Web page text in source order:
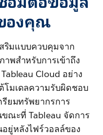
องคุณ
ริมแบบควบคุมจาก
พสำหรับการเข้าถึง
Cloud อย่าง
โมเดลความรับผิดชอบ
ยมทรัพยากรการ
ณะที่ Tableau จัดการ
ยู่หลังไฟร์วอลล์ของ